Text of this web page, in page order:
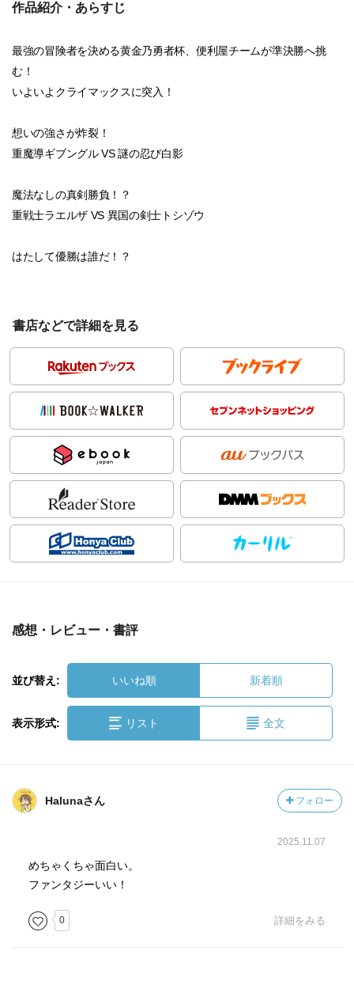
作品紹介・あらすじ
最強の冒険者を決める黄金乃勇者杯、便利屋チームが準決勝へ挑
む！
いよいよクライマックスに突入！
想いの強さが炸裂！
重魔導ギブングル VS 謎の忍び白影
魔法なしの真剣勝負！？
重戦士ラエルザ VS 異国の剣士トシゾウ
はたして優勝は誰だ！？
書店などで詳細を見る
感想・レビュー・書評
並び替え: いいね順 新着順
表示形式: リスト 全文
Halunaさん フォロー
2025.11.07
めちゃくちゃ面白い。
ファンタジーいい！
0 詳細をみる